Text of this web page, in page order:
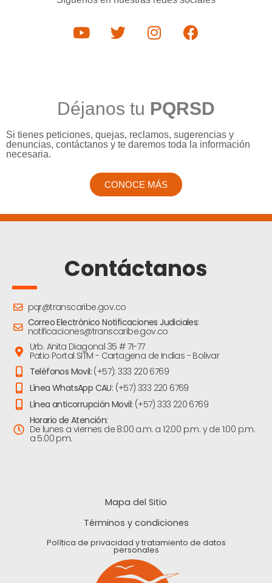
Déjanos tu PQRSD
Si tienes peticiones, quejas, reclamos, sugerencias y
denuncias, contáctanos y te daremos toda la información
necesaria.
CONOCE MÁS
Contáctanos
pqr@transcaribe.gov.co
Correo Electrónico Notificaciones Judiciales:
notificaciones@transcaribe.gov.co
Urb. Anita Diagonal 35 # 71-77
Patio Portal SITM - Cartagena de Indias - Bolivar
Teléfonos Movil: (+57): 333 220 6769
Línea WhatsApp CAU: (+57) 333 220 6769
Línea anticorrupción Movil: (+57) 333 220 6769
Horario de Atención:
De lunes a viernes de 8:00 a.m. a 12:00 p.m. y de 1:00 p.m.
a 5:00 pm.
Mapa del Sitio
Términos y condiciones
Política de privacidad y tratamiento de datos
personales